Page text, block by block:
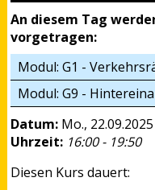
An diesem Tag
vorgetragen:
Modul: G1 -
Modul: G9 -
Datum: Mo., 22.09.2025
Uhrzeit: 16:00 - 19:50
Diesen Kurs dauert: